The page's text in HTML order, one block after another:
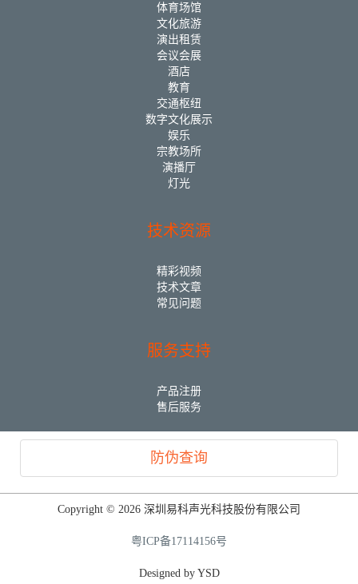
体育场馆
文化旅游
演出租赁
会议会展
酒店
教育
交通枢纽
数字文化展示
娱乐
宗教场所
演播厅
灯光
技术资源
精彩视频
技术文章
常见问题
服务支持
产品注册
售后服务
防伪查询
Copyright © 2026 深圳易科声光科技股份有限公司
粤ICP备17114156号
Designed by YSD